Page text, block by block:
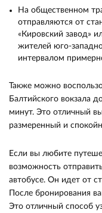
На общественном
отправляются от
«Кировский завод»
жителей юго-
интервалом
Также можно
Балтийского вокзала
минут. Это отличный
размеренный и
Если вы любите
возможность
автобусе. Он идет от
После бронирования
Это отличный способ